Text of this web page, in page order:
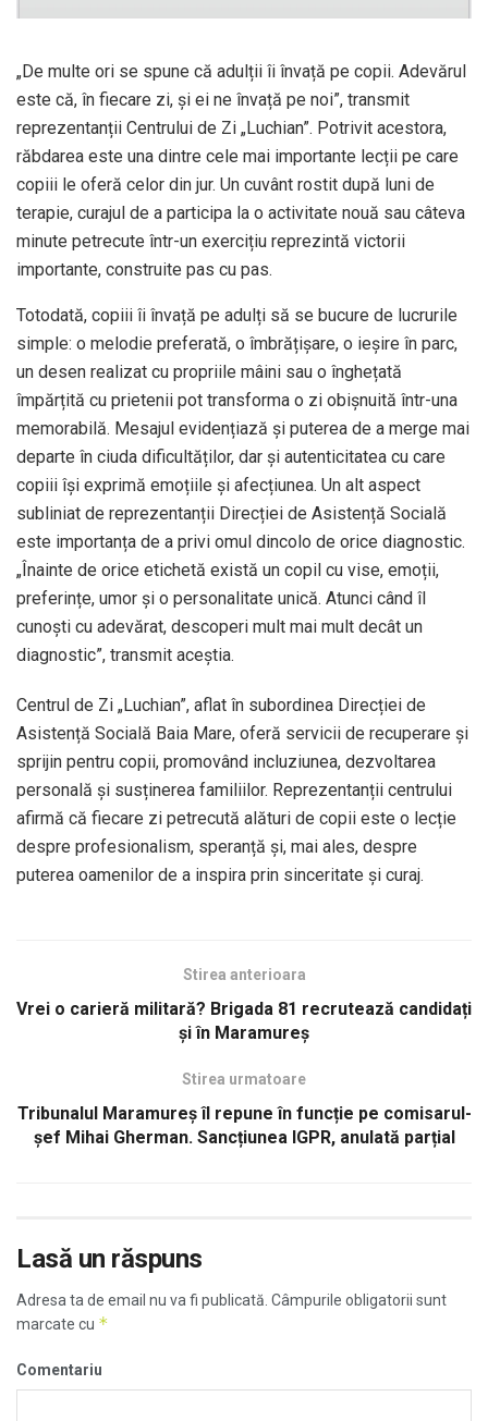
„De multe ori se spune că adulții îi învață pe copii. Adevărul
este că, în fiecare zi, și ei ne învață pe noi”, transmit
reprezentanții Centrului de Zi „Luchian”. Potrivit acestora,
răbdarea este una dintre cele mai importante lecții pe care
copiii le oferă celor din jur. Un cuvânt rostit după luni de
terapie, curajul de a participa la o activitate nouă sau câteva
minute petrecute într-un exercițiu reprezintă victorii
importante, construite pas cu pas.
Totodată, copiii îi învață pe adulți să se bucure de lucrurile
simple: o melodie preferată, o îmbrățișare, o ieșire în parc,
un desen realizat cu propriile mâini sau o înghețată
împărțită cu prietenii pot transforma o zi obișnuită într-una
memorabilă. Mesajul evidențiază și puterea de a merge mai
departe în ciuda dificultăților, dar și autenticitatea cu care
copiii își exprimă emoțiile și afecțiunea. Un alt aspect
subliniat de reprezentanții Direcției de Asistență Socială
este importanța de a privi omul dincolo de orice diagnostic.
„Înainte de orice etichetă există un copil cu vise, emoții,
preferințe, umor și o personalitate unică. Atunci când îl
cunoști cu adevărat, descoperi mult mai mult decât un
diagnostic”, transmit aceștia.
Centrul de Zi „Luchian”, aflat în subordinea Direcției de
Asistență Socială Baia Mare, oferă servicii de recuperare și
sprijin pentru copii, promovând incluziunea, dezvoltarea
personală și susținerea familiilor. Reprezentanții centrului
afirmă că fiecare zi petrecută alături de copii este o lecție
despre profesionalism, speranță și, mai ales, despre
puterea oamenilor de a inspira prin sinceritate și curaj.
Stirea anterioara
Vrei o carieră militară? Brigada 81 recrutează candidați
și în Maramureș
Stirea urmatoare
Tribunalul Maramureș îl repune în funcție pe comisarul-
șef Mihai Gherman. Sancțiunea IGPR, anulată parțial
Lasă un răspuns
Adresa ta de email nu va fi publicată. Câmpurile obligatorii sunt
marcate cu *
Comentariu